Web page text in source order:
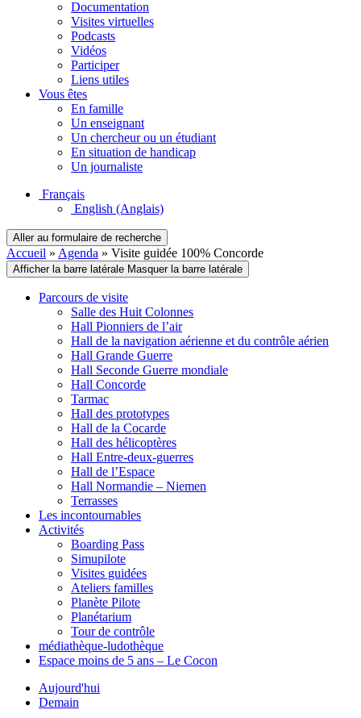
Documentation
Visites virtuelles
Podcasts
Vidéos
Participer
Liens utiles
Vous êtes
En famille
Un enseignant
Un chercheur ou un étudiant
En situation de handicap
Un journaliste
Français
English (Anglais)
Aller au formulaire de recherche
Accueil » Agenda » Visite guidée 100% Concorde
Afficher la barre latérale Masquer la barre latérale
Parcours de visite
Salle des Huit Colonnes
Hall Pionniers de l’air
Hall de la navigation aérienne et du contrôle aérien
Hall Grande Guerre
Hall Seconde Guerre mondiale
Hall Concorde
Tarmac
Hall des prototypes
Hall de la Cocarde
Hall des hélicoptères
Hall Entre-deux-guerres
Hall de l’Espace
Hall Normandie – Niemen
Terrasses
Les incontournables
Activités
Boarding Pass
Simupilote
Visites guidées
Ateliers familles
Planète Pilote
Planétarium
Tour de contrôle
médiathèque-ludothèque
Espace moins de 5 ans – Le Cocon
Aujourd'hui
Demain